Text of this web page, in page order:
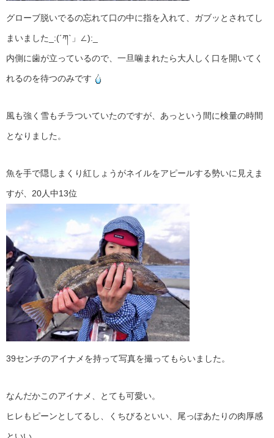
グローブ脱いでるの忘れて口の中に指を入れて、ガブッとされてし
まいました_:(´ཀ`」∠):_
内側に歯が立っているので、一旦噛まれたら大人しく口を開いてく
れるのを待つのみです
風も強く雪もチラついていたのですが、あっという間に検量の時間
となりました。
魚を手で隠しまくり紅しょうがネイルをアピールする勢いに見えま
すが、20人中13位
39センチのアイナメを持って写真を撮ってもらいました。
なんだかこのアイナメ、とても可愛い。
ヒレもピーンとしてるし、くちびるといい、尾っぽあたりの肉厚感
といい、